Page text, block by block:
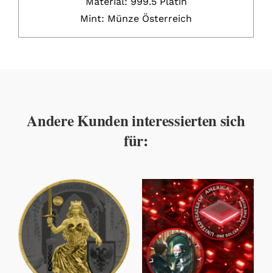
Mint: Münze Österreich
Andere Kunden interessierten sich
für: